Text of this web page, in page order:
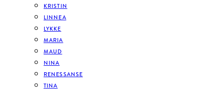
KRISTIN
LINNEA
LYKKE
MARIA
MAUD
NINA
RENESSANSE
TINA